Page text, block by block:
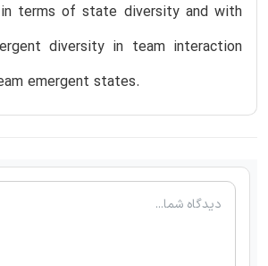
terms of state diversity and with
diversity in team interaction
emergent states.